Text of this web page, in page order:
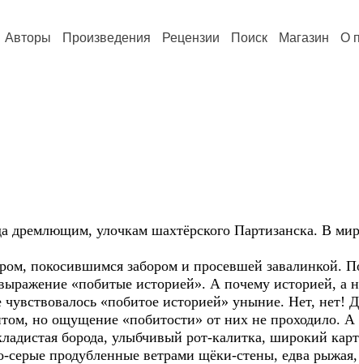
Авторы Произведения Рецензии Поиск Магазин О
дремлющим, улочкам шахтёрского Партизанска. В
покосившимся забором и просевшей завалинкой.
«побитые историей». А почему историей, а
«побитое историей» уныние. Нет, нет!
но ощущение «побитости» от них не проходило.
борода, улыбчивый рот-калитка, широкий
серые продубленные ветрами щёки-стены, едва